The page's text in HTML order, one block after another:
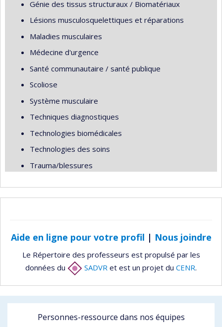
Génie des tissus structuraux / Biomatériaux
Lésions musculosquelettiques et réparations
Maladies musculaires
Médecine d'urgence
Santé communautaire / santé publique
Scoliose
Système musculaire
Techniques diagnostiques
Technologies biomédicales
Technologies des soins
Trauma/blessures
Aide en ligne pour votre profil | Nous joindre
Le Répertoire des professeurs est propulsé par les
données du
SADVR et est un projet du CENR.
Personnes-ressource dans nos équipes